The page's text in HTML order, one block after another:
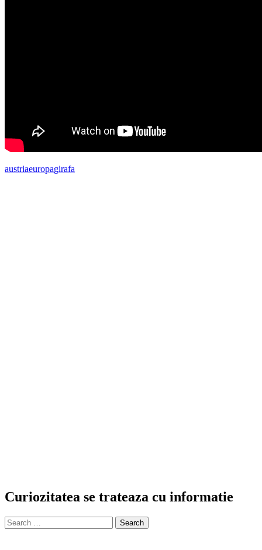
austriaeuropagirafa
Curiozitatea se trateaza cu informatie
Search
for: